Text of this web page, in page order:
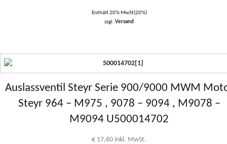
Enthält 20% MwSt(20%)
zzgl.Versand
Auslassventil Steyr Serie 900/9000 MWM
Steyr 964 – M975 , 9078 – 9094 , M9078 –
M9094 U500014702
€ 17,60 inkl. MwSt.